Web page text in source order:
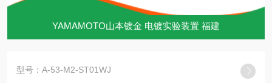
YAMAMOTO山本镀金 电镀实验装置 福建
型号：A-53-M2-ST01WJ